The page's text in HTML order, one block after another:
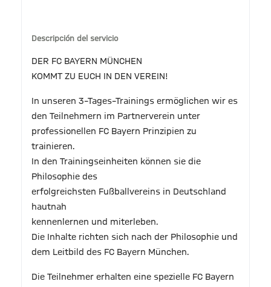
Descripción del servicio
DER FC BAYERN MÜNCHEN
KOMMT ZU EUCH IN DEN VEREIN!
In unseren 3–Tages–Trainings ermöglichen wir es
den Teilnehmern im Partnerverein unter
professionellen FC Bayern Prinzipien zu
trainieren.
In den Trainingseinheiten können sie die
Philosophie des
erfolgreichsten Fußballvereins in Deutschland
hautnah
kennenlernen und miterleben.
Die Inhalte richten sich nach der Philosophie und
dem Leitbild des FC Bayern München.
Die Teilnehmer erhalten eine spezielle FC Bayern